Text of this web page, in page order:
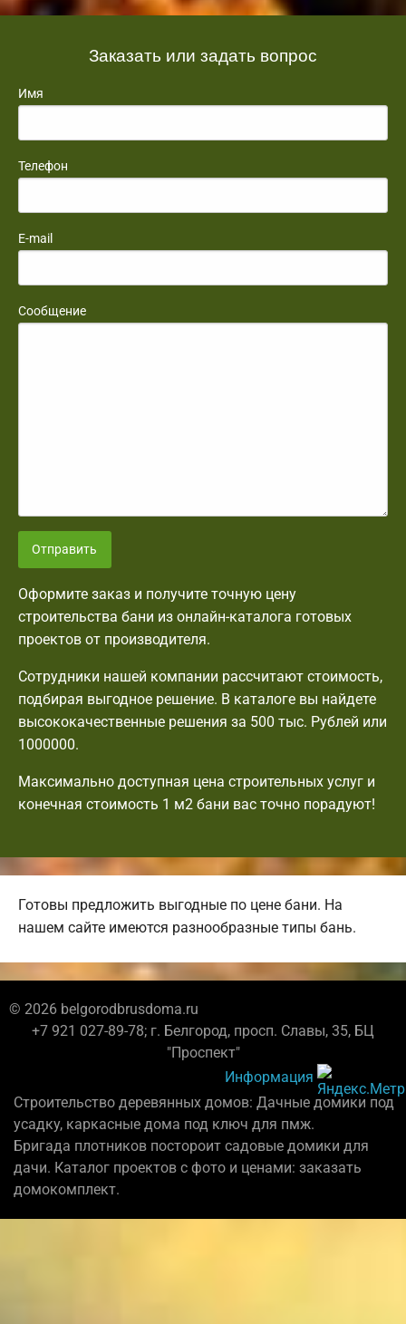
Заказать или задать вопрос
Имя
Телефон
E-mail
Сообщение
Отправить
Оформите заказ и получите точную цену
строительства бани из онлайн-каталога готовых
проектов от производителя.
Сотрудники нашей компании рассчитают стоимость,
подбирая выгодное решение. В каталоге вы найдете
высококачественные решения за 500 тыс. Рублей или
1000000.
Максимально доступная цена строительных услуг и
конечная стоимость 1 м2 бани вас точно порадуют!
Готовы предложить выгодные по цене бани. На
нашем сайте имеются разнообразные типы бань.
© 2026 belgorodbrusdoma.ru
+7 921 027-89-78; г. Белгород, просп. Славы, 35, БЦ
"Проспект"
Информация
Строительство деревянных домов: Дачные домики под
усадку, каркасные дома под ключ для пмж.
Бригада плотников постороит садовые домики для
дачи. Каталог проектов с фото и ценами: заказать
домокомплект.